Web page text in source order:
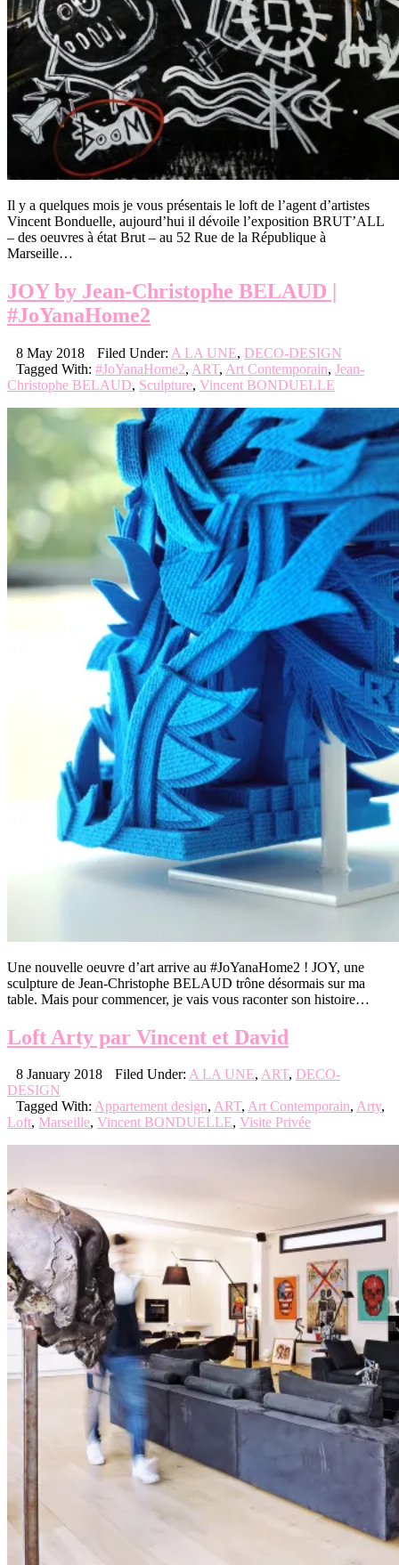
Il y a quelques mois je vous présentais le loft de l’agent d’artistes
Vincent Bonduelle, aujourd’hui il dévoile l’exposition BRUT’ALL
– des oeuvres à état Brut – au 52 Rue de la République à
Marseille…
JOY by Jean-Christophe BELAUD |
#JoYanaHome2
8 May 2018 Filed Under: A LA UNE, DECO-DESIGN
Tagged With: #JoYanaHome2, ART, Art Contemporain, Jean-
Christophe BELAUD, Sculpture, Vincent BONDUELLE
Une nouvelle oeuvre d’art arrive au #JoYanaHome2 ! JOY, une
sculpture de Jean-Christophe BELAUD trône désormais sur ma
table. Mais pour commencer, je vais vous raconter son histoire…
Loft Arty par Vincent et David
8 January 2018 Filed Under: A LA UNE, ART, DECO-
DESIGN
Tagged With: Appartement design, ART, Art Contemporain, Arty,
Loft, Marseille, Vincent BONDUELLE, Visite Privée